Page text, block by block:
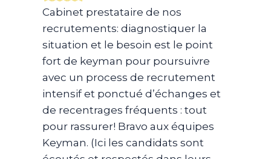
Cabinet prestataire de nos
recrutements: diagnostiquer la
situation et le besoin est le point
fort de keyman pour poursuivre
avec un process de recrutement
intensif et ponctué d’échanges et
de recentrages fréquents : tout
pour rassurer! Bravo aux équipes
Keyman. (Ici les candidats sont